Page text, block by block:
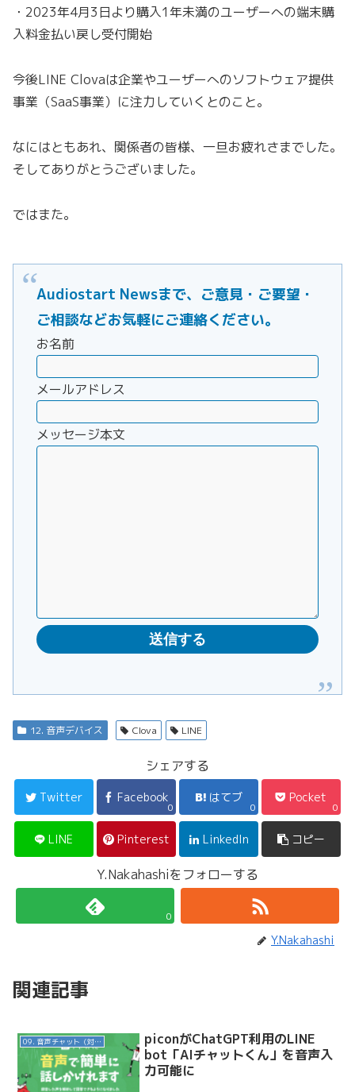
・2023年4月3日より購入1年未満のユーザーへの端末購
入料金払い戻し受付開始
今後LINE Clovaは企業やユーザーへのソフトウェア提供
事業（SaaS事業）に注力していくとのこと。
なにはともあれ、関係者の皆様、一旦お疲れさまでした。
そしてありがとうございました。
ではまた。
Audiostart Newsまで、ご意見・ご要望・
ご相談などお気軽にご連絡ください。
お名前
メールアドレス
メッセージ本文
12. 音声デバイス Clova LINE
シェアする
Twitter Facebook
0
はてブ
0
Pocket
0
LINE Pinterest LinkedIn コピー
Y.Nakahashiをフォローする
0
Y.Nakahashi
関連記事
09. 音声チャット（対話AI）
piconがChatGPT利用のLINE
bot「AIチャットくん」を音声入
力可能に